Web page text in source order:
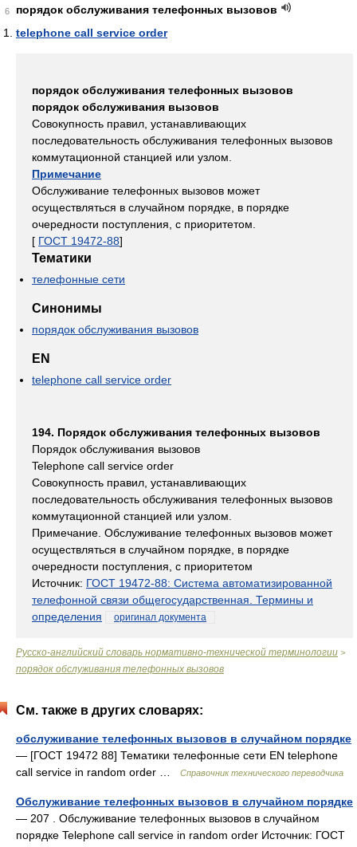
6
порядок обслуживания телефонных вызовов
telephone call service order
порядок обслуживания телефонных вызовов
порядок обслуживания вызовов
Совокупность правил, устанавливающих
последовательность обслуживания телефонных вызовов
коммутационной станцией или узлом.
Примечание
Обслуживание телефонных вызовов может
осуществляться в случайном порядке, в порядке
очередности поступления, с приоритетом.
[ ГОСТ 19472-88]
Тематики
телефонные сети
Синонимы
порядок обслуживания вызовов
EN
telephone call service order
194. Порядок обслуживания телефонных вызовов
Порядок обслуживания вызовов
Telephone call service order
Совокупность правил, устанавливающих
последовательность обслуживания телефонных вызовов
коммутационной станцией или узлом.
Примечание. Обслуживание телефонных вызовов может
осуществляться в случайном порядке, в порядке
очередности поступления, с приоритетом
Источник: ГОСТ 19472-88: Система автоматизированной
телефонной связи общегосударственная. Термины и
определения
оригинал документа
Русско-английский словарь нормативно-технической терминологии >
порядок обслуживания телефонных вызовов
См. также в других словарях:
обслуживание телефонных вызовов в случайном порядке
— [ГОСТ 19472 88] Тематики телефонные сети EN telephone
call service in random order …
Справочник технического переводчика
Обслуживание телефонных вызовов в случайном порядке
— 207 . Обслуживание телефонных вызовов в случайном
порядке Telephone call service in random order Источник: ГОСТ